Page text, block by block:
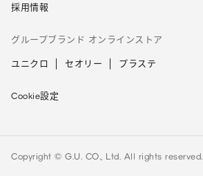
採用情報
グループブランド オンラインストア
ユニクロ セオリー プラステ
Cookie設定
Copyright © G.U. CO., Ltd. All rights reserved.